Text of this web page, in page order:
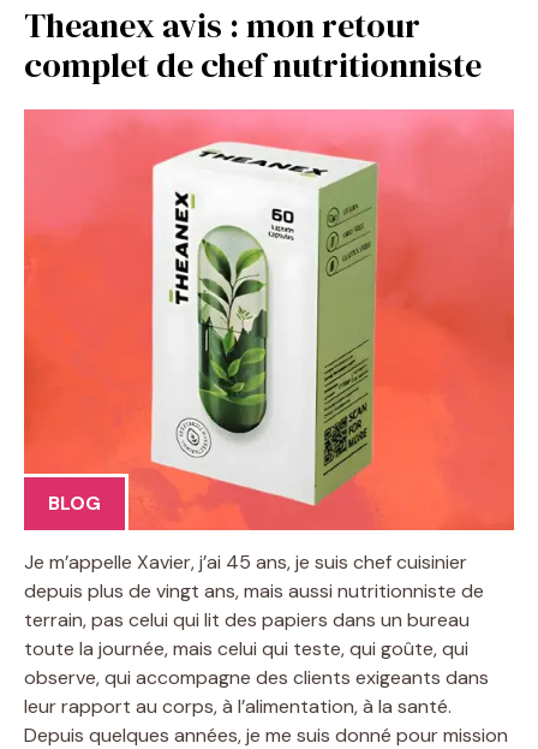
Theanex avis : mon retour
complet de chef nutritionniste
BLOG
Je m’appelle Xavier, j’ai 45 ans, je suis chef cuisinier
depuis plus de vingt ans, mais aussi nutritionniste de
terrain, pas celui qui lit des papiers dans un bureau
toute la journée, mais celui qui teste, qui goûte, qui
observe, qui accompagne des clients exigeants dans
leur rapport au corps, à l’alimentation, à la santé.
Depuis quelques années, je me suis donné pour mission